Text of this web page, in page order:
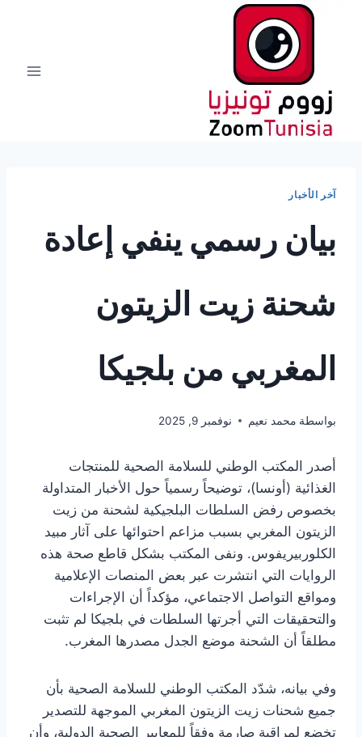
آخر الأخبار
بيان رسمي ينفي إعادة
شحنة زيت الزيتون
المغربي من بلجيكا
بواسطة محمد نعيم نوفمبر 9, 2025
أصدر المكتب الوطني للسلامة الصحية للمنتجات
الغذائية (أونسا)، توضيحاً رسمياً حول الأخبار المتداولة
بخصوص رفض السلطات البلجيكية لشحنة من زيت
الزيتون المغربي بسبب مزاعم احتوائها على آثار مبيد
الكلوربيريفوس. ونفى المكتب بشكل قاطع صحة هذه
الروايات التي انتشرت عبر بعض المنصات الإعلامية
ومواقع التواصل الاجتماعي، مؤكداً أن الإجراءات
والتحقيقات التي أجرتها السلطات في بلجيكا لم تثبت
مطلقاً أن الشحنة موضع الجدل مصدرها المغرب.
وفي بيانه، شدّد المكتب الوطني للسلامة الصحية بأن
جميع شحنات زيت الزيتون المغربي الموجهة للتصدير
تخضع لمراقبة صارمة وفقاً للمعايير الصحية الدولية، وأن